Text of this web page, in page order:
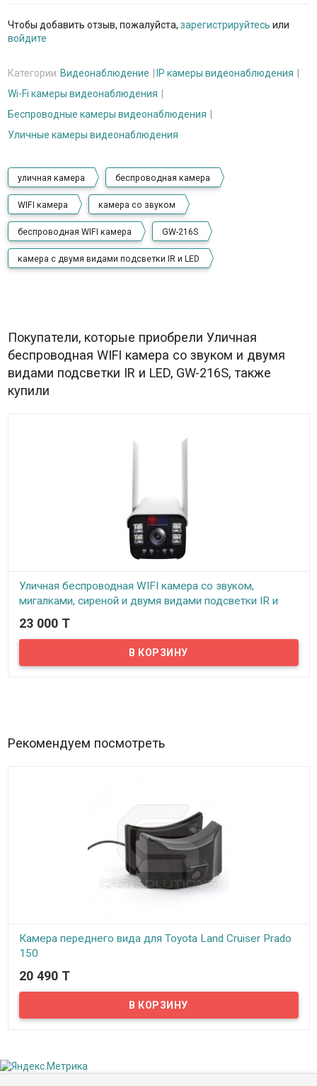
Чтобы добавить отзыв, пожалуйста, зарегистрируйтесь или
войдите
Категории:Видеонаблюдение
IP камеры видеонаблюдения
Wi-Fi камеры видеонаблюдения
Беспроводные камеры видеонаблюдения
Уличные камеры видеонаблюдения
уличная камера беспроводная камера
WIFI камера камера со звуком
беспроводная WIFI камера GW-216S
камера с двумя видами подсветки IR и LED
Покупатели, которые приобрели Уличная
беспроводная WIFI камера со звуком и двумя
видами подсветки IR и LED, GW-216S, также
купили
Уличная беспроводная WIFI камера со звуком,
мигалками, сиреной и двумя видами подсветки IR и
LED, GW-110S
Предлагаем вашему вниманию уличную беспроводную WIFI
23 000 T
Рекомендуем посмотреть
Камера переднего вида для Toyota Land Cruiser Prado
150
В наличии
Автомобильная камера переднего вида для Toyota Land Cruiser
150. Камера устанавливается в на решетку радиатора под значок
на капоте.В случае использования более одной камеры,
20 490 T